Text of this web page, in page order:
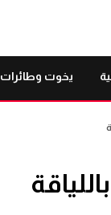
يخوت وطائرات